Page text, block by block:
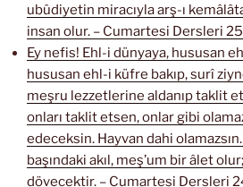
ubûdiyetin miracıyla arş-ı
insan olur. – Cumartesi Dersleri
Ey nefis! Ehl-i dünyaya, hususan
hususan ehl-i küfre bakıp, surî
meşru lezzetlerine aldanıp taklit
onları taklit etsen, onlar gibi
edeceksin. Hayvan dahi
başındaki akıl, meş’um bir âlet
dövecektir. – Cumartesi Dersleri